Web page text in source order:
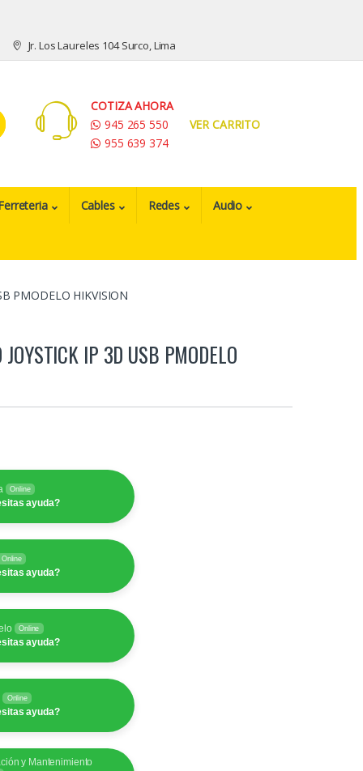
Jr. Los Laureles 104 Surco, Lima
COTIZA AHORA
945 265 550
955 639 374
VER CARRITO
Cables Redes Audio
PMODELO HIKVISION
JOYSTICK IP 3D USB PMODELO
Online
ayuda?
Online
ayuda?
Online
ayuda?
Online
ayuda?
y Mantenimiento